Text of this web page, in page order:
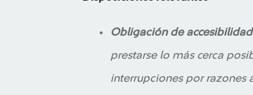
Obligación de
prestarse lo más cerca
interrupciones por razones